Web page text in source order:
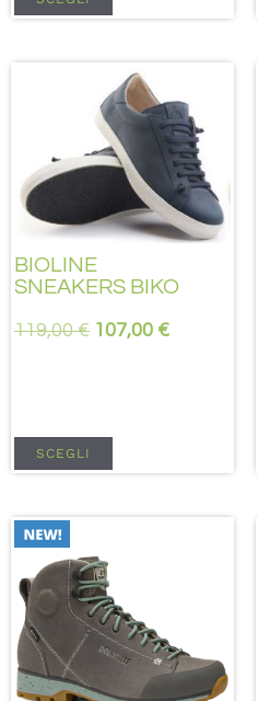
BIOLINE
SNEAKERS BIKO
119,00€ 107,00 €
SCEGLI